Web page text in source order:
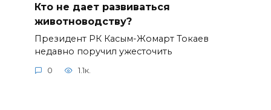
Кто не дает развиваться
животноводству?
Президент РК Касым-Жомарт Токаев
недавно поручил ужесточить
0 1.1к.